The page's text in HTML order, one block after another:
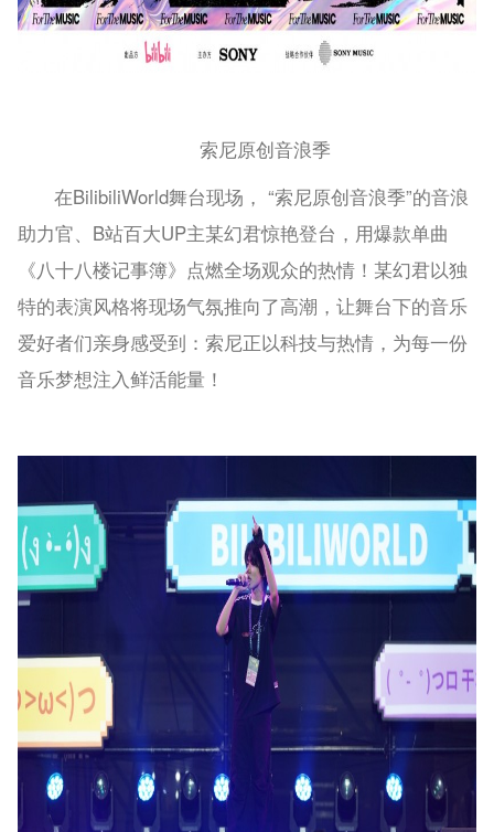
索尼原创音浪季
在BilibiliWorld舞台现场， “索尼原创音浪季”的音浪
助力官、B站百大UP主某幻君惊艳登台，用爆款单曲
《八十八楼记事簿》点燃全场观众的热情！某幻君以独
特的表演风格将现场气氛推向了高潮，让舞台下的音乐
爱好者们亲身感受到：索尼正以科技与热情，为每一份
音乐梦想注入鲜活能量！